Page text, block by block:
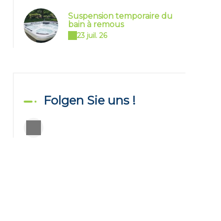
Suspension temporaire du
bain à remous
23 juil. 26
Folgen Sie uns !